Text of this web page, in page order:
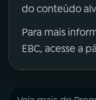
do conteúdo
Para mais
EBC, acesse a